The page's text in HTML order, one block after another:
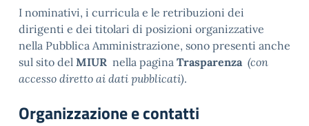
I nominativi, i curricula e le retribuzioni dei
dirigenti e dei titolari di posizioni organizzative
nella Pubblica Amministrazione, sono presenti anche
sul sito del MIUR nella pagina Trasparenza (con
accesso diretto ai dati pubblicati).
Organizzazione e contatti